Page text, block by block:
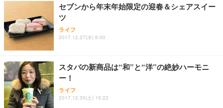
セブンから年末年始限定の迎春＆シェアスイー
ツ
ライフ
2017.12.27(水) 6:00
スタバの新商品は“和”と“洋”の絶妙ハーモニ
ー！
ライフ
2017.12.30(土) 15:22